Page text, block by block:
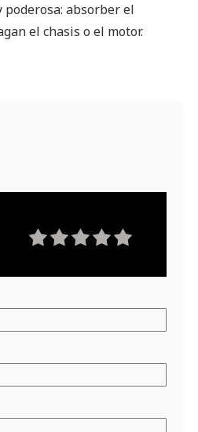
absorber el
el chasis o el motor.